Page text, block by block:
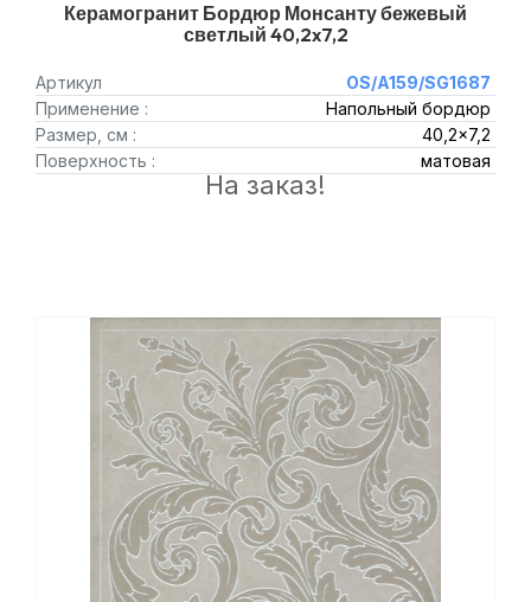
Керамогранит Бордюр Монсанту бежевый
светлый 40,2x7,2
Артикул
OS/A159/SG1687
Применение :
Напольный бордюр
Размер, см :
40,2x7,2
Поверхность :
матовая
На заказ!